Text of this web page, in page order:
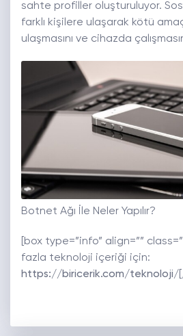
sahte profiller oluşturuluyor.
farklı kişilere ulaşarak kötü
ulaşmasını ve cihazda
Botnet Ağı İle Neler Yapılır?
[box type=”info” align=””
fazla teknoloji içeriği için:
https://biricerik.com/teknoloji/